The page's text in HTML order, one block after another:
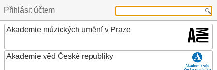
Přihlásit účtem
Akademie múzických umění v Praze
Akademie věd České republiky